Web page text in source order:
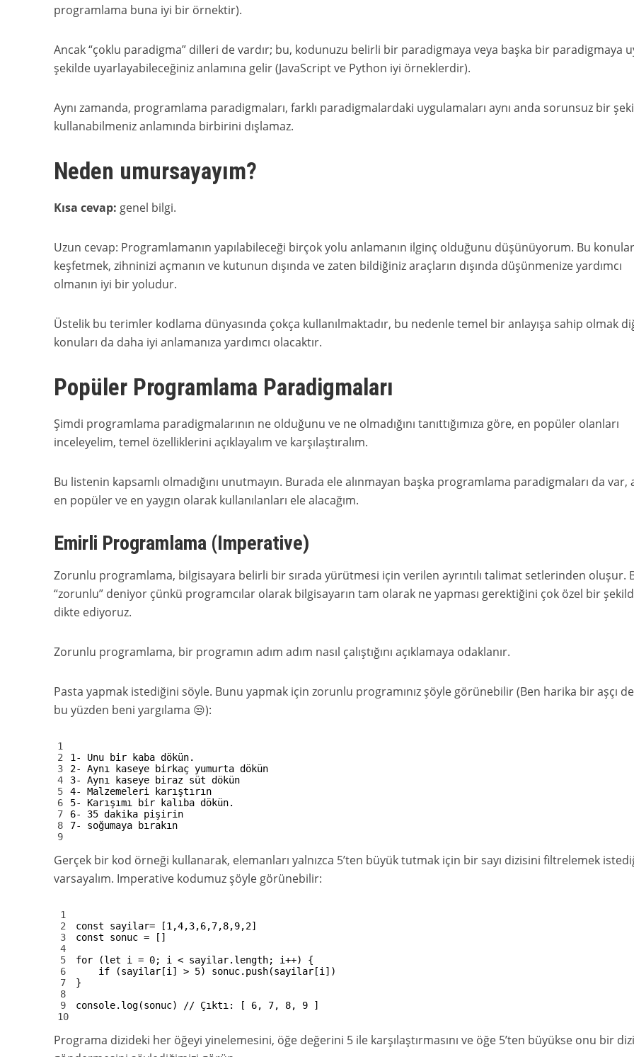
programlama buna iyi bir örnektir).
Ancak “çoklu paradigma” dilleri de vardır; bu, kodunuzu belirli bir paradigmaya veya başka bir paradigmaya
şekilde uyarlayabileceğiniz anlamına gelir (JavaScript ve Python iyi örneklerdir).
Aynı zamanda, programlama paradigmaları, farklı paradigmalardaki uygulamaları aynı anda sorunsuz bir
kullanabilmeniz anlamında birbirini dışlamaz.
Neden umursayayım?
Kısa cevap: genel bilgi.
Uzun cevap: Programlamanın yapılabileceği birçok yolu anlamanın ilginç olduğunu düşünüyorum. Bu
keşfetmek, zihninizi açmanın ve kutunun dışında ve zaten bildiğiniz araçların dışında düşünmenize yardımcı
olmanın iyi bir yoludur.
Üstelik bu terimler kodlama dünyasında çokça kullanılmaktadır, bu nedenle temel bir anlayışa sahip olmak
konuları da daha iyi anlamanıza yardımcı olacaktır.
Popüler Programlama Paradigmaları
Şimdi programlama paradigmalarının ne olduğunu ve ne olmadığını tanıttığımıza göre, en popüler olanları
inceleyelim, temel özelliklerini açıklayalım ve karşılaştıralım.
Bu listenin kapsamlı olmadığını unutmayın. Burada ele alınmayan başka programlama paradigmaları da var,
en popüler ve en yaygın olarak kullanılanları ele alacağım.
Emirli Programlama (Imperative)
Zorunlu programlama, bilgisayara belirli bir sırada yürütmesi için verilen ayrıntılı talimat setlerinden oluşur.
“zorunlu” deniyor çünkü programcılar olarak bilgisayarın tam olarak ne yapması gerektiğini çok özel bir
dikte ediyoruz.
Zorunlu programlama, bir programın adım adım nasıl çalıştığını açıklamaya odaklanır.
Pasta yapmak istediğini söyle. Bunu yapmak için zorunlu programınız şöyle görünebilir (Ben harika bir aşçı
bu yüzden beni yargılama 😒):
1
2
3
4
5
6
7
8
9
1- Unu bir kaba dökün.
2-
Aynı kaseye birkaç yumurta dökün
3-
Aynı kaseye biraz süt dökün
4-
Malzemeleri
karıştırın
5-
Karışımı bir kalıba dökün.
6-
35 dakika pişirin
7-
soğumaya bırakın
Gerçek bir kod örneği kullanarak, elemanları yalnızca 5’ten büyük tutmak için bir sayı dizisini filtrelemek
varsayalım. Imperative kodumuz şöyle görünebilir:
1
2
3
4
5
6
7
8
9
10
const sayilar= [1 ,4,3,6,7,8,9,2]
const
sonuc = [ ]
for
(let i = 0; i < sayilar. length; i++)
{
if
(sayilar[i ] > 5) sonuc. push(sayilar[i ] )
}
console. log(sonuc) // Çıktı: [ 6, 7, 8, 9 ]
Programa dizideki her öğeyi yinelemesini, öğe değerini 5 ile karşılaştırmasını ve öğe 5’ten büyükse onu bir